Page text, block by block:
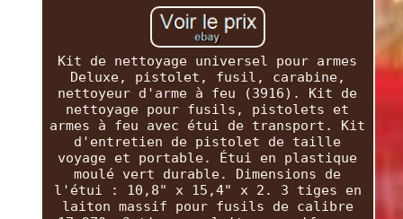
Kit de nettoyage universel pour armes
Deluxe, pistolet, fusil, carabine,
nettoyeur d'arme à feu (3916). Kit de
nettoyage pour fusils, pistolets et
armes à feu avec étui de transport. Kit
d'entretien de pistolet de taille
voyage et portable. Étui en plastique
moulé vert durable. Dimensions de
l'étui : 10,8" x 15,4" x 2. 3 tiges en
laiton massif pour fusils de calibre